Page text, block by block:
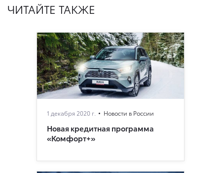
ЧИТАЙТЕ ТАКЖЕ
1 декабря 2020 г. Новости в России
Новая кредитная программа
«Комфорт+»